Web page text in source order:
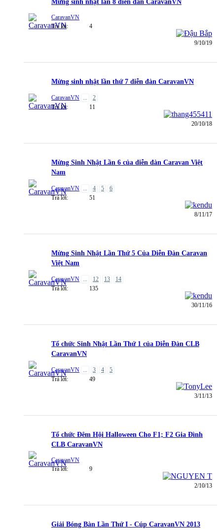
Mừng sinh nhật lần 8 diễn đàn CaravanVN
CaravanVN
Trả lời:
4
9/10/19
Mừng sinh nhật lần thứ 7 diễn đàn CaravanVN
CaravanVN ...
2
Trả lời:
11
20/10/18
Mừng Sinh Nhật Lần 6 của diễn đàn Caravan Việt
Nam
CaravanVN ... 4 5
6
Trả lời:
51
8/11/17
Mừng Sinh Nhật Lần Thứ 5 Của Diễn Đàn Caravan
Việt Nam
CaravanVN ... 12 13
14
Trả lời:
135
30/11/16
Tổ chức Sinh Nhật Lần Thứ 1 của Diễn Đàn CLB
CaravanVN
CaravanVN ... 3 4
5
Trả lời:
49
3/11/13
Tổ chức Đêm Hội Halloween Cho F1; F2 Gia Đình
CLB CaravanVN
CaravanVN
Trả lời:
9
2/10/13
Giải Bóng Bàn Lần Thứ I - Cúp CaravanVN 2013